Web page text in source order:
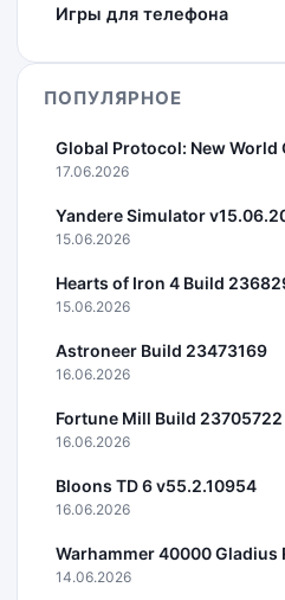
Игры для телефона
ПОПУЛЯРНОЕ
Global Protocol: New
17.06.2026
Yandere Simulator
15.06.2026
Hearts of Iron 4 Build
15.06.2026
Astroneer Build 23473169
16.06.2026
Fortune Mill Build 23705722
16.06.2026
Bloons TD 6 v55.2.10954
16.06.2026
Warhammer 40000 Gladius
14.06.2026